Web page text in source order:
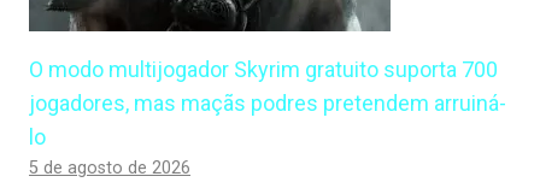
O modo multijogador Skyrim gratuito suporta 700
jogadores, mas maçãs podres pretendem arruiná-
lo
5 de agosto de 2026